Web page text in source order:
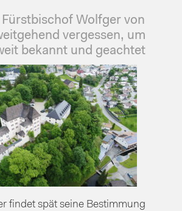
Fürstbischof Wolfger von
vergessen, um
bekannt und geachtet
findet spät seine Bestimmung